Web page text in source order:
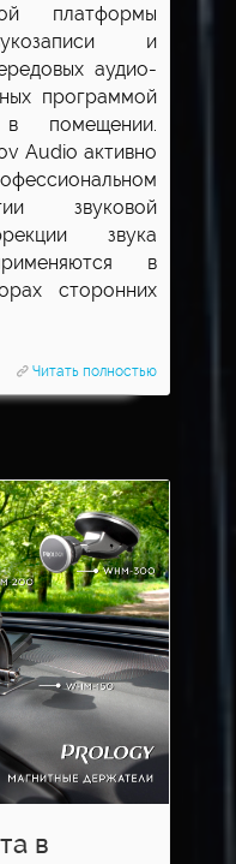
платформы
и
аудио-
программой
в помещении.
Audio активно
звуковой
звука
в
сторонних
Читать полностью
в